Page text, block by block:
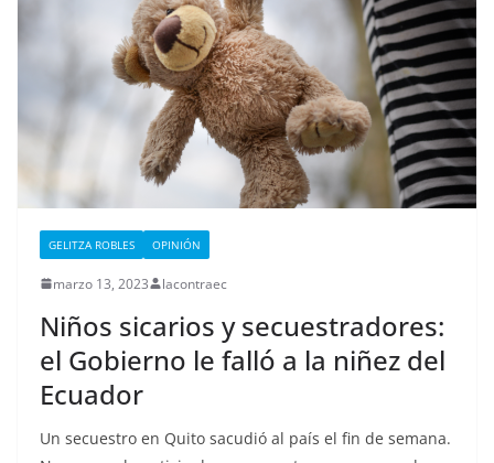
GELITZA ROBLES OPINIÓN
marzo 13, 2023 lacontraec
Niños sicarios y secuestradores:
el Gobierno le falló a la niñez del
Ecuador
Un secuestro en Quito sacudió al país el fin de semana.